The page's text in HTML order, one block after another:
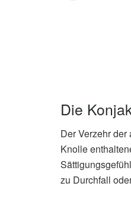
Die
Der Verzehr
Knolle
zu Durchfall